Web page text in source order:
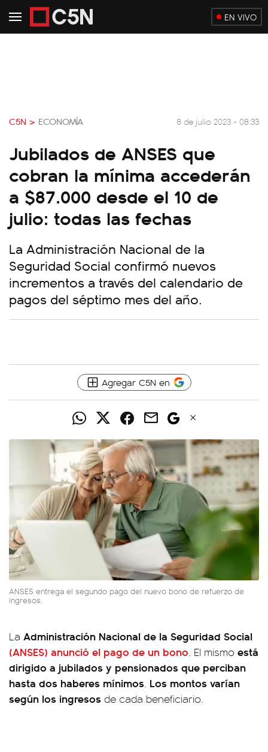
EN VIVO
C5N > ECONOMÍA 8 de julio 2023 - 08:33
Jubilados de ANSES que
cobran la mínima accederán
a $87.000 desde el 10 de
julio: todas las fechas
La Administración Nacional de la
Seguridad Social confirmó nuevos
incrementos a través del calendario de
pagos del séptimo mes del año.
Agregar C5N en
ANSES entrega el segundo pago del nuevo bono de refuerzo de
ingresos.
La Administración Nacional de la Seguridad Social
(ANSES) anunció el pago de un bono. El mismo está
dirigido a jubilados y pensionados que perciban
hasta dos haberes mínimos. Los montos varían
según los ingresos de cada beneficiario.